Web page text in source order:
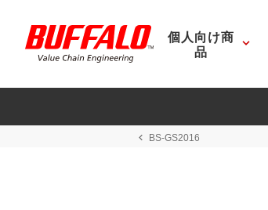
個人向け商
品
BS-GS2016